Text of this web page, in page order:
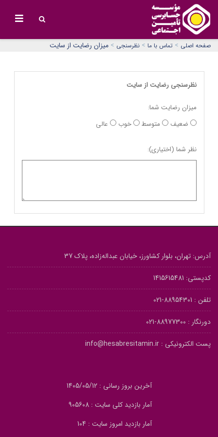
صفحه اصلی > تماس با ما > نظرسنجی > میزان رضایت از سایت
نظرسنجی رضایت از سایت
میزان رضایت شما:
ضعیف
متوسط خوب عالی
نظر شما (اختیاری):
آدرس: تهران، بلوار کشاورز، خیابان عبداله‌زاده، پلاک 37
کدپستی: 1415615481
تلفن : 88954301-021
دورنگار : 88977300-021
پست الکترونیکی : info@hesabresitamin.ir
آخرین بروز رسانی : 1405/05/12
آمار بازدید کلی سایت : 905608
آمار بازدید امروز سایت : 104